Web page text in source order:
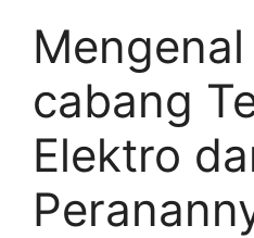
cabang
Elektro